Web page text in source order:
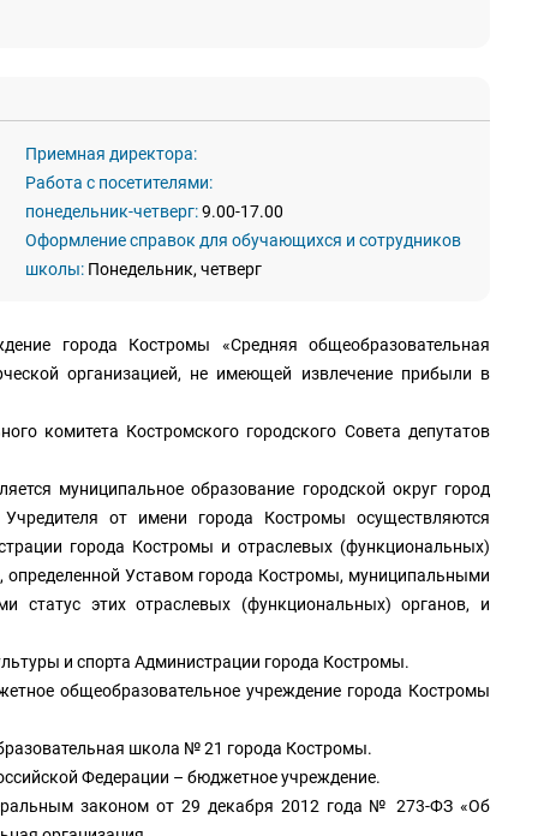
Приемная директора:
Работа с посетителями:
понедельник-четверг:9.00-17.00
Оформление справок для обучающихся и сотрудников
школы: Понедельник, четверг
города Костромы «Средняя общеобразовательная
организацией, не имеющей извлечение прибыли в
комитета Костромского городского Совета депутатов
муниципальное образование городской округ город
от имени города Костромы осуществляются
города Костромы и отраслевых (функциональных)
определенной Уставом города Костромы, муниципальными
статус этих отраслевых (функциональных) органов, и
и спорта Администрации города Костромы.
общеобразовательное учреждение города Костромы
школа № 21 города Костромы.
Федерации – бюджетное учреждение.
законом от 29 декабря 2012 года № 273-ФЗ «Об